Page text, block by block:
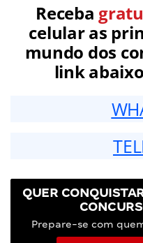
Receba
celular as
mundo dos
link
QUER
Prepare-se com